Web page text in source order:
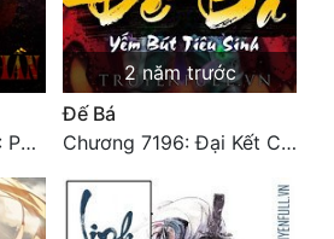
Chương 5399: 5399: Phá giải
2 năm trước
Đế Bá
Chương 7196: Đại Kết Cục